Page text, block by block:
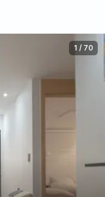
1 / 70